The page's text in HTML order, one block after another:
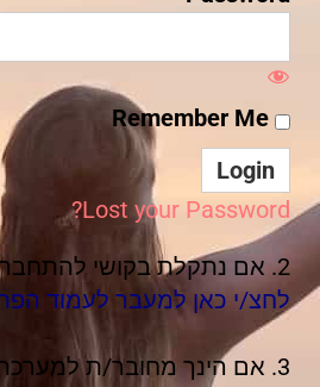
Lost your Password?
2. אם נתקלת בקושי להתחבר למערכת,
לחצ/י כאן למעבר לעמוד
3. אם הינך מחובר/ת למערכת